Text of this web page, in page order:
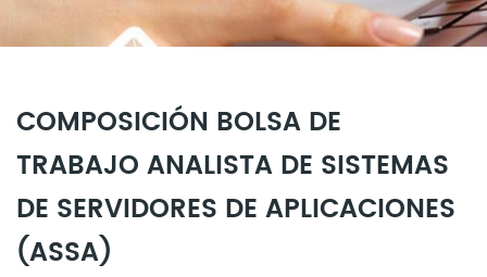
COMPOSICIÓN BOLSA DE
TRABAJO ANALISTA DE SISTEMAS
DE SERVIDORES DE APLICACIONES
(ASSA)